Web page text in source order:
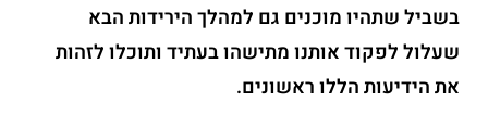
בשביל שתהיו מוכנים גם למהלך הירידות הבא
שעלול לפקוד אותנו מתישהו בעתיד ותוכלו לזהות
את הידיעות הללו ראשונים.